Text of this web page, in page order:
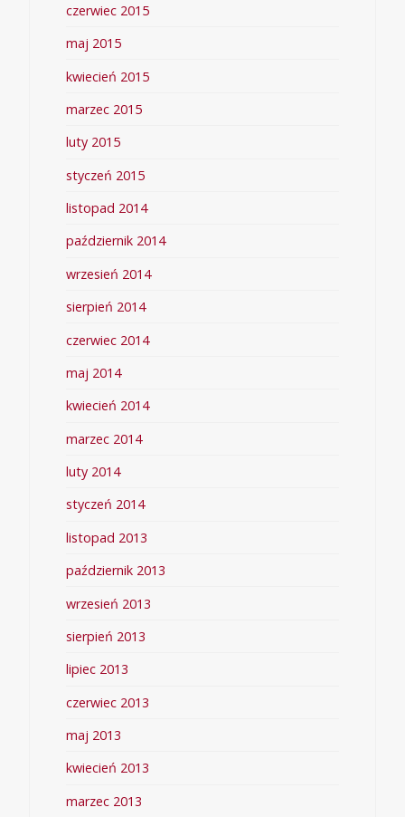
czerwiec 2015
maj 2015
kwiecień 2015
marzec 2015
luty 2015
styczeń 2015
listopad 2014
październik 2014
wrzesień 2014
sierpień 2014
czerwiec 2014
maj 2014
kwiecień 2014
marzec 2014
luty 2014
styczeń 2014
listopad 2013
październik 2013
wrzesień 2013
sierpień 2013
lipiec 2013
czerwiec 2013
maj 2013
kwiecień 2013
marzec 2013